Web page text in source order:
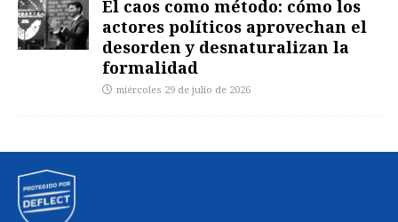
El caos como método: cómo los
actores políticos aprovechan el
desorden y desnaturalizan la
formalidad
miércoles 29 de julio de 2026